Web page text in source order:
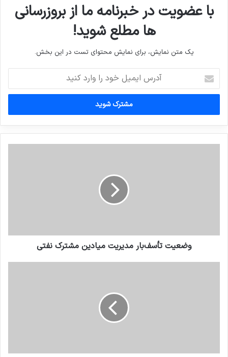
با عضویت در خبرنامه ما از بروزرسانی
ها مطلع شوید!
یک متن نمایش، برای نمایش محتوای تست در این بخش.
ایمیل
خود
وارد
کنید
وضعیت تأسف‌بار مدیریت میادین مشترک نفتی